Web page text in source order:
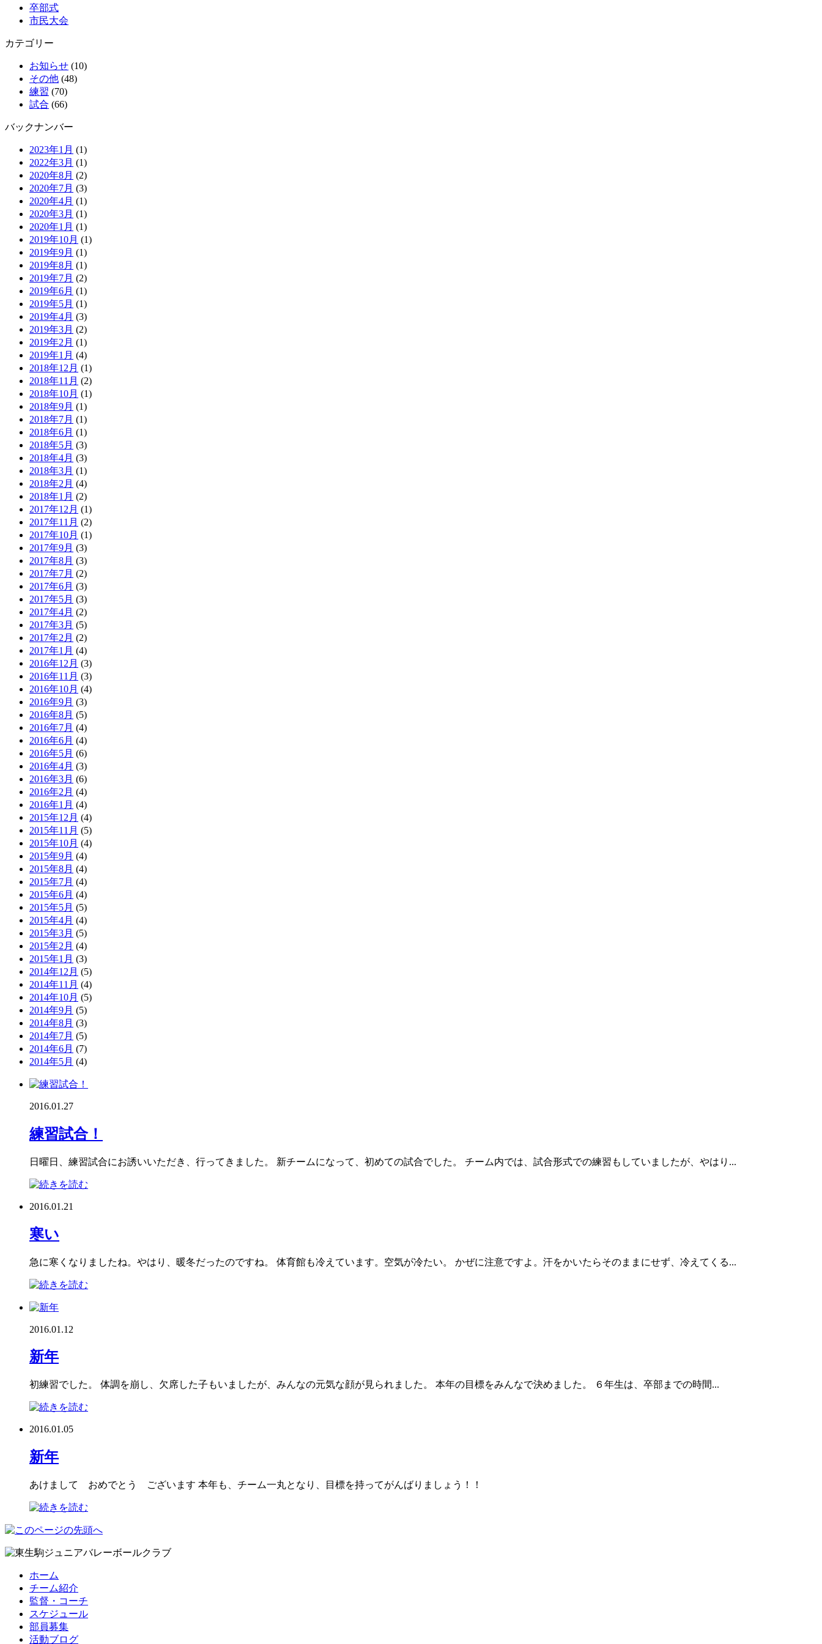
卒部式
市民大会
カテゴリー
お知らせ (10)
その他 (48)
練習 (70)
試合 (66)
バックナンバー
2023年1月 (1)
2022年3月 (1)
2020年8月 (2)
2020年7月 (3)
2020年4月 (1)
2020年3月 (1)
2020年1月 (1)
2019年10月 (1)
2019年9月 (1)
2019年8月 (1)
2019年7月 (2)
2019年6月 (1)
2019年5月 (1)
2019年4月 (3)
2019年3月 (2)
2019年2月 (1)
2019年1月 (4)
2018年12月 (1)
2018年11月 (2)
2018年10月 (1)
2018年9月 (1)
2018年7月 (1)
2018年6月 (1)
2018年5月 (3)
2018年4月 (3)
2018年3月 (1)
2018年2月 (4)
2018年1月 (2)
2017年12月 (1)
2017年11月 (2)
2017年10月 (1)
2017年9月 (3)
2017年8月 (3)
2017年7月 (2)
2017年6月 (3)
2017年5月 (3)
2017年4月 (2)
2017年3月 (5)
2017年2月 (2)
2017年1月 (4)
2016年12月 (3)
2016年11月 (3)
2016年10月 (4)
2016年9月 (3)
2016年8月 (5)
2016年7月 (4)
2016年6月 (4)
2016年5月 (6)
2016年4月 (3)
2016年3月 (6)
2016年2月 (4)
2016年1月 (4)
2015年12月 (4)
2015年11月 (5)
2015年10月 (4)
2015年9月 (4)
2015年8月 (4)
2015年7月 (4)
2015年6月 (4)
2015年5月 (5)
2015年4月 (4)
2015年3月 (5)
2015年2月 (4)
2015年1月 (3)
2014年12月 (5)
2014年11月 (4)
2014年10月 (5)
2014年9月 (5)
2014年8月 (3)
2014年7月 (5)
2014年6月 (7)
2014年5月 (4)
2016.01.27
練習試合！
日曜日、練習試合にお誘いいただき、行ってきました。 新チームになって、初めての試合でした。 チーム内では、試合形式での練習もしていましたが、やはり...
2016.01.21
寒い
急に寒くなりましたね。やはり、暖冬だったのですね。 体育館も冷えています。空気が冷たい。 かぜに注意ですよ。汗をかいたらそのままにせず、冷えてくる...
2016.01.12
新年
初練習でした。 体調を崩し、欠席した子もいましたが、みんなの元気な顔が見られました。 本年の目標をみんなで決めました。 ６年生は、卒部までの時間...
2016.01.05
新年
あけまして おめでとう ございます 本年も、チーム一丸となり、目標を持ってがんばりましょう！！
ホーム
チーム紹介
監督・コーチ
スケジュール
部員募集
活動ブログ